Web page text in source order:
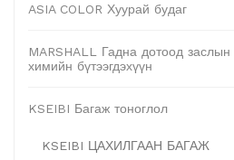
ASIA COLOR Хуурай будаг
MARSHALL Гадна дотоод заслын
химийн бүтээгдэхүүн
KSEIBI Багаж тоноглол
KSEIBI ЦАХИЛГААН БАГАЖ